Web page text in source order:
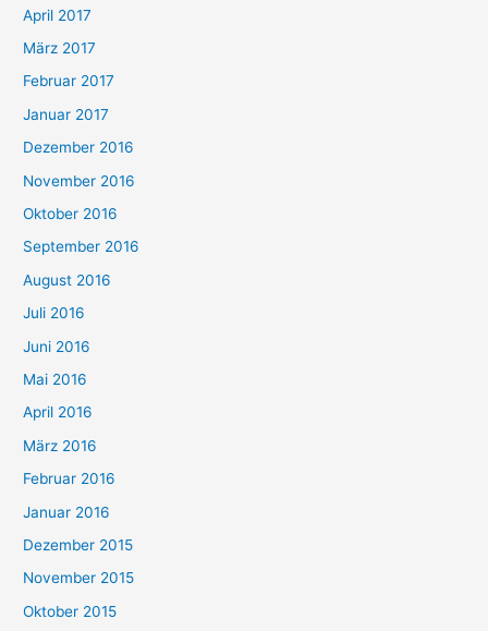
April 2017
März 2017
Februar 2017
Januar 2017
Dezember 2016
November 2016
Oktober 2016
September 2016
August 2016
Juli 2016
Juni 2016
Mai 2016
April 2016
März 2016
Februar 2016
Januar 2016
Dezember 2015
November 2015
Oktober 2015